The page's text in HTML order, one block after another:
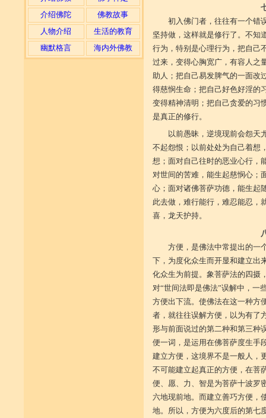
介绍佛陀
佛教故事
人物介绍
生活的教育
幽默格言
海内外佛教
初入佛门者，往往有一个错
坚持做，这样就是修行了。不知
行为，特别是心理行为，把自己
过来，变得心胸宽广，有容人之
助人；把自己易发脾气的一面改
得慈悯生命；把自己好色好淫的
变得精神清明；把自己贪爱的
是真正的修行。
以前愚昧，逆境现前会怨天
不起怨恨；以前处处为自己着想
想；面对自己往时的恶业心行，
对世间的苦难，能生起慈悯心；
心；面对诸佛菩萨功德，能生
此去做，难行能行，难忍能忍，
喜，龙天护持。
方便，是佛法中常提出的一
下，为度化众生而开显和建立出
化众生为前提。象菩萨法的四摄
对“世间法即是佛法”误解中，一
方便出下流。使佛法在这一种方
者，就往往误解方便，以为有了
形与前面说过的第二种和第三种
便一词，是运用在佛菩萨度生手
建立方便，这境界不是一般人，
不可能建立起真正的方便，在菩
便、愿、力、智是为菩萨十波罗
六地现前地。而建立善巧方便，
地。所以，方便为六度后的第七